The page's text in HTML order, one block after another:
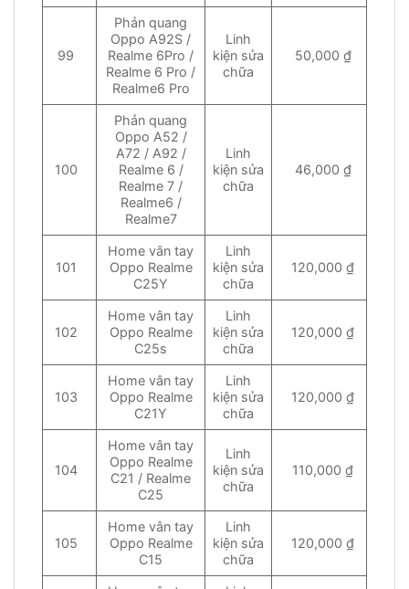
99
Phản quang
Oppo A92S /
Realme 6Pro /
Realme 6 Pro /
Realme6 Pro
Linh
kiện sửa
chữa
50,000 ₫
100
Phản quang
Oppo A52 /
A72 / A92 /
Realme 6 /
Realme 7 /
Realme6 /
Realme7
Linh
kiện sửa
chữa
46,000 ₫
101
Home vân tay
Oppo Realme
C25Y
Linh
kiện sửa
chữa
120,000 ₫
102
Home vân tay
Oppo Realme
C25s
Linh
kiện sửa
chữa
120,000 ₫
103
Home vân tay
Oppo Realme
C21Y
Linh
kiện sửa
chữa
120,000 ₫
104
Home vân tay
Oppo Realme
C21 / Realme
C25
Linh
kiện sửa
chữa
110,000 ₫
105
Home vân tay
Oppo Realme
C15
Linh
kiện sửa
chữa
120,000 ₫